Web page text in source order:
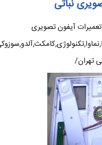
نباتی
آیفون تصویری
تهران/